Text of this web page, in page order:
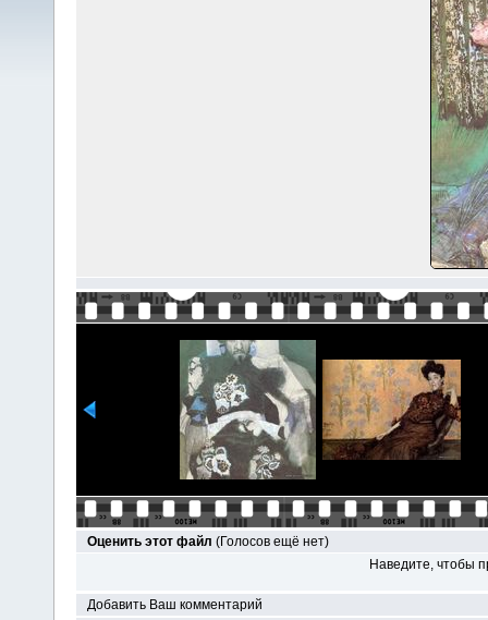
Оценить этот файл (Голосов ещё нет)
Наведите, чтобы
Добавить Ваш комментарий